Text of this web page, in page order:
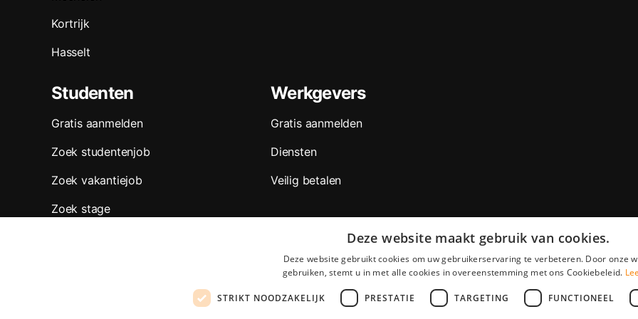
Kortrijk
Hasselt
Studenten
Gratis aanmelden
Zoek studentenjob
Zoek vakantiejob
Zoek stage
Werkgevers
Gratis aanmelden
Diensten
Veilig betalen
Deze website maakt gebruik van cookies.
Deze website gebruikt cookies om uw gebruikerservaring te verbeteren. Door onze
gebruiken, stemt u in met alle cookies in overeenstemming met ons Cookiebeleid.
STRIKT NOODZAKELIJK PRESTATIE TARGETING FUNCTIONEEL